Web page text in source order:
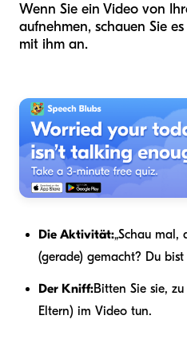
Wenn Sie ein Video von
aufnehmen, schauen Sie
mit ihm an.
Die Aktivität:„Schau mal,
(gerade) gemacht? Du
Der Kniff:Bitten Sie sie,
Eltern) im Video tun.